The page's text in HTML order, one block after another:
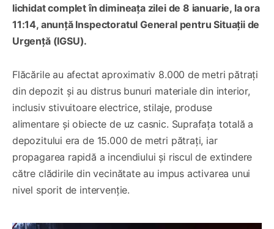
lichidat complet în dimineața zilei de 8 ianuarie, la ora
11:14, anunță Inspectoratul General pentru Situații de
Urgență (IGSU).
Flăcările au afectat aproximativ 8.000 de metri pătrați
din depozit și au distrus bunuri materiale din interior,
inclusiv stivuitoare electrice, stilaje, produse
alimentare și obiecte de uz casnic. Suprafața totală a
depozitului era de 15.000 de metri pătrați, iar
propagarea rapidă a incendiului și riscul de extindere
către clădirile din vecinătate au impus activarea unui
nivel sporit de intervenție.